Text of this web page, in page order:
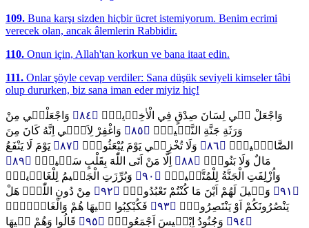
109. Buna karşı sizden hiçbir ücret istemiyorum. Benim ecrimi
verecek olan, ancak âlemlerin Rabbidir.
110. Onun için, Allah'tan korkun ve bana itaat edin.
111. Onlar şöyle cevap verdiler: Sana düşük seviyeli kimseler tâbi
olup dururken, biz sana iman eder miyiz hiç!
وَاجْعَلْ ل۪ي لِسَانَ صِدْقٍ فِي الْاٰخِر۪ينَۙ ﴿٨٤﴾
وَاجْعَلْن۪ي مِنْ
وَرَثَةِ جَنَّةِ النَّع۪يمِۙ ﴿٨٥﴾
وَاغْفِرْ لِاَب۪ٓي اِنَّهُ كَانَ مِنَ
الضَّٓالّ۪ينَۙ ﴿٨٦﴾ وَلَا تُخْزِن۪ي يَوْمَ يُبْعَثُونَۙ ﴿٨٧﴾
يَوْمَ لَا يَنْفَعُ
مَالٌ وَلَا بَنُونَۙ ﴿٨٨﴾ اِلَّا مَنْ اَتَى اللّٰهَ بِقَلْبٍ سَل۪يمٍۜ ﴿٨٩﴾
وَاُزْلِفَتِ الْجَنَّةُ لِلْمُتَّق۪ينَۙ ﴿٩٠﴾
وَبُرِّزَتِ الْجَح۪يمُ لِلْغَاو۪ينَۙ
﴿٩١﴾
وَق۪يلَ لَهُمْ اَيْنَ مَا كُنْتُمْ تَعْبُدُونَۙ ﴿٩٢﴾
مِنْ دُونِ اللّٰهِۜ هَلْ
يَنْصُرُونَكُمْ اَوْ يَنْتَصِرُونَۜ ﴿٩٣﴾
فَكُبْكِبُوا ف۪يهَا هُمْ وَالْغَاوُ۫نَۙ
﴿٩٤﴾
وَجُنُودُ اِبْل۪يسَ اَجْمَعُونَۜ ﴿٩٥﴾
قَالُوا وَهُمْ ف۪يهَا